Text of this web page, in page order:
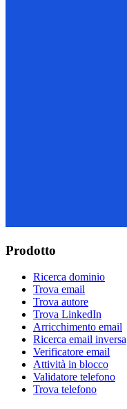
Prodotto
Ricerca dominio
Trova email
Trova autore
Trova LinkedIn
Arricchimento email
Ricerca email inversa
Verificatore email
Attività in blocco
Validatore telefono
Trova telefono